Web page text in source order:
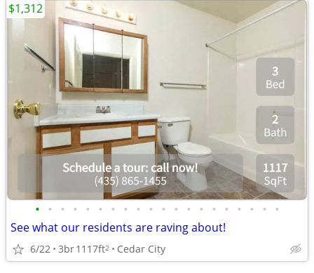
• • • • • • • • • • • • • • • • • • • •
See what our residents are raving about!
6/22 3br1117ft2 Cedar City
$1,312